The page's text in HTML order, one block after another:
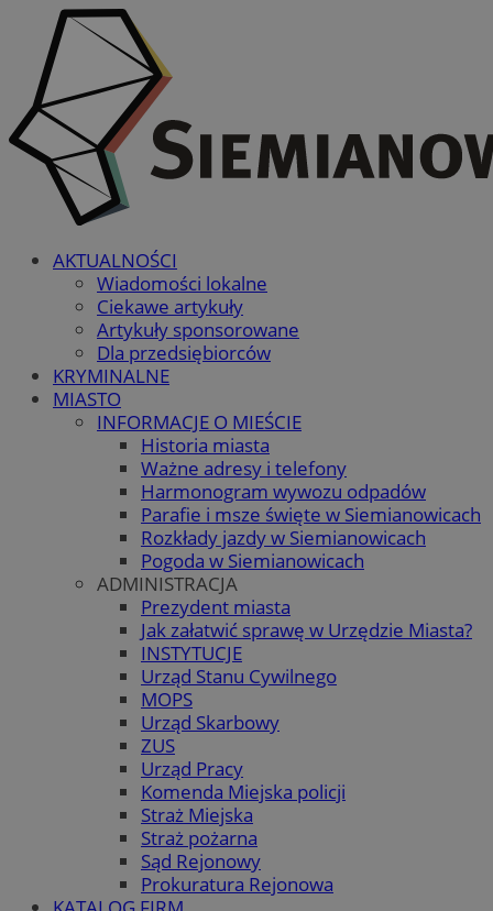
AKTUALNOŚCI
Wiadomości lokalne
Ciekawe artykuły
Artykuły sponsorowane
Dla przedsiębiorców
KRYMINALNE
MIASTO
INFORMACJE O MIEŚCIE
Historia miasta
Ważne adresy i telefony
Harmonogram wywozu odpadów
Parafie i msze święte w Siemianowicach
Rozkłady jazdy w Siemianowicach
Pogoda w Siemianowicach
ADMINISTRACJA
Prezydent miasta
Jak załatwić sprawę w Urzędzie Miasta?
INSTYTUCJE
Urząd Stanu Cywilnego
MOPS
Urząd Skarbowy
ZUS
Urząd Pracy
Komenda Miejska policji
Straż Miejska
Straż pożarna
Sąd Rejonowy
Prokuratura Rejonowa